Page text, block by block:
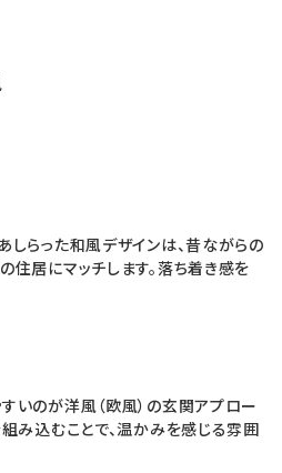
しらった和風デザインは、昔ながらの
住居にマッチします。落ち着き感を
いのが洋風（欧風）の玄関アプロー
み込むことで、温かみを感じる雰囲